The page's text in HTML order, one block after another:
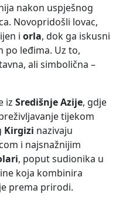
nakon uspješnog
Novopridošli lovac,
i orla, dok ga iskusni
po leđima. Uz to,
ali simbolična –
iz Središnje Azije, gdje
tijekom
Kirgizi nazivaju
i najsnažnijim
, poput sudionika u
koja kombinira
prema prirodi.